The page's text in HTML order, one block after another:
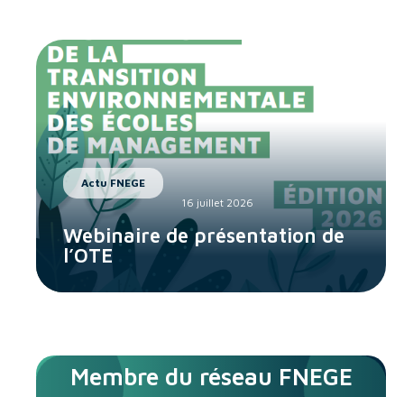
Actu FNEGE
16 juillet 2026
Webinaire de présentation de
l’OTE
Membre du réseau FNEGE